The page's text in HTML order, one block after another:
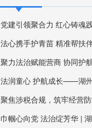
聚焦涉税合规，筑牢经营